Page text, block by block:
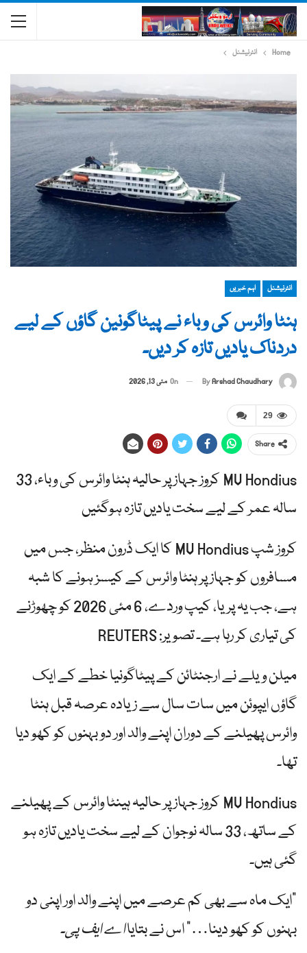
Home انٹرنیشنل
انٹرنیشنل اہم خبریں
ہنٹا وائرس کی وباء نے پیٹاگونین گاؤں کے لیے
دردناک یادیں تازہ کر دیں۔
ByArshad Chaudhary
On مئی 13, 2026
29
Share
MV Hondius کروز جہاز پر حالیہ ہنٹا وائرس کی وباء، 33
سالہ عمر کے لیے سخت یادیں تازہ ہوگئیں
کروز شپ MV Hondius کا ایک ڈرون منظر، جس میں
مسافروں کو جہاز پر ہنٹا وائرس کے کیسز ہونے کا شبہ
ہے، جب یہ پریا، کیپ وردے، 6 مئی 2026 کو چھوڑنے
کی تیاری کر رہا ہے۔ تصویر: REUTERS
میلن ویلے نے ارجنٹائن کے پیٹاگونیا خطے کے ایک
گاؤں ایپوئن میں سات سال سے زیادہ عرصہ قبل ہنٹا
وائرس پھیلنے کے دوران اپنے والد اور دو بہنوں کو کھو دیا
تھا۔
MV Hondius کروز جہاز پر حالیہ ہینٹا وائرس کے پھیلنے
کے ساتھ، 33 سالہ نوجوان کے لیے سخت یادیں تازہ ہو
گئی ہیں۔
"ایک ماہ سے بھی کم عرصے میں اپنے والد اور اپنی دو
بہنوں کو کھو دینا…” اس نے بتایااے ایف پی۔